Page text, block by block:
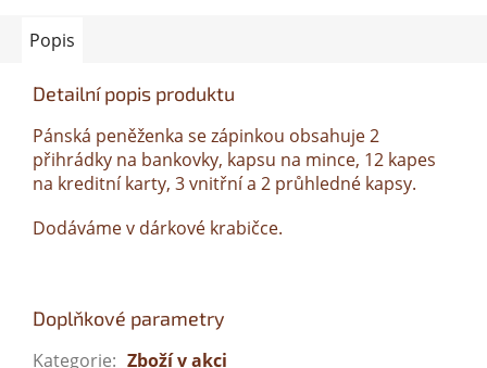
Popis
Detailní popis produktu
Pánská peněženka se zápinkou obsahuje 2
přihrádky na bankovky, kapsu na mince, 12 kapes
na kreditní karty, 3 vnitřní a 2 průhledné kapsy.
Dodáváme v dárkové krabičce.
Doplňkové parametry
Kategorie: Zboží v akci